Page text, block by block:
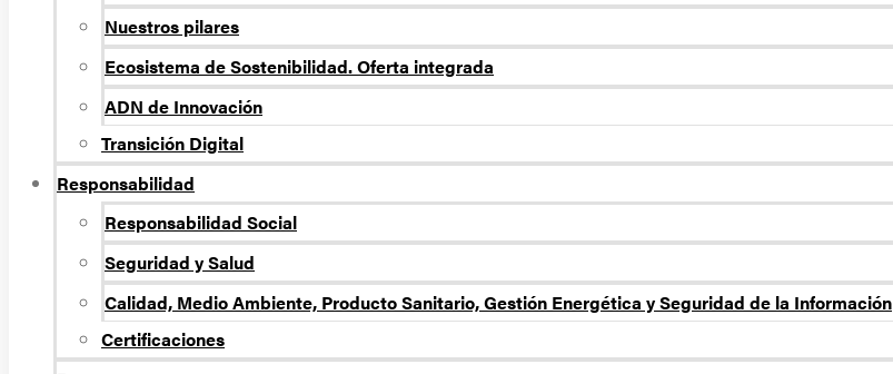
Nuestros pilares
Ecosistema de Sostenibilidad. Oferta integrada
ADN de Innovación
Transición Digital
Responsabilidad
Responsabilidad Social
Seguridad y Salud
Calidad, Medio Ambiente, Producto Sanitario, Gestión Energética y Seguridad de la Información
Certificaciones